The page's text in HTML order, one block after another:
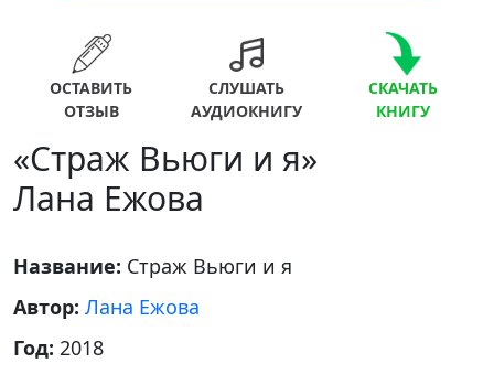
ОСТАВИТЬ
ОТЗЫВ
СЛУШАТЬ
АУДИОКНИГУ
СКАЧАТЬ
КНИГУ
«Страж Вьюги и я»
Лана Ежова
Название: Страж Вьюги и я
Автор: Лана Ежова
Год: 2018